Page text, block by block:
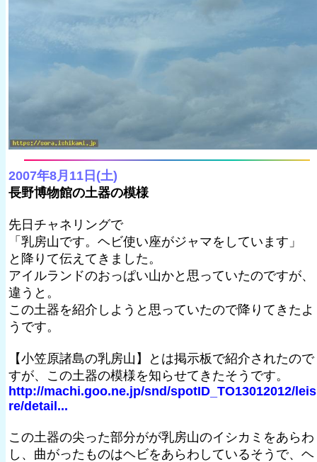
2007年8月11日(土)
長野博物館の土器の模様
先日チャネリングで
「乳房山です。ヘビ使い座がジャマをしています」
と降りて伝えてきました。
アイルランドのおっぱい山かと思っていたのですが、
違うと。
この土器を紹介しようと思っていたので降りてきたよ
うです。
【小笠原諸島の乳房山】とは掲示板で紹介されたので
すが、この土器の模様を知らせてきたそうです。
http://machi.goo.ne.jp/snd/spotID_TO13012012/
re/detail...
この土器の尖った部分がが乳房山のイシカミをあらわ
し、曲がったものはヘビをあらわしているそうで、ヘ